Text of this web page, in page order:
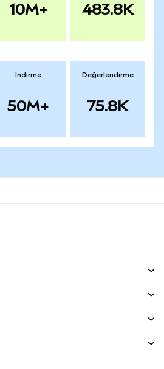
10M+ 483.8K
İndirme
50M+
Değerlendirme
75.8K